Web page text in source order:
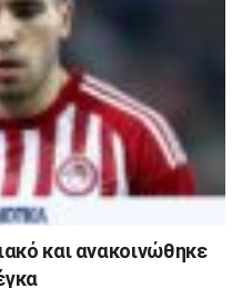
και ανακοινώθηκε